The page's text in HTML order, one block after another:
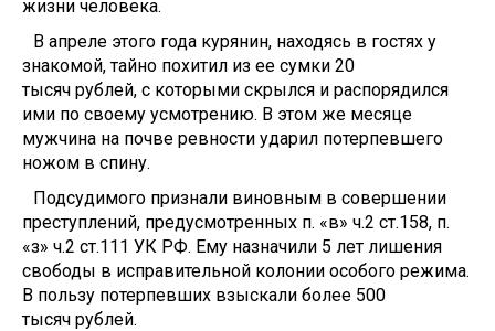
жизни человека.
В апреле этого года курянин, находясь в гостях у
знакомой, тайно похитил из ее сумки 20
тысяч рублей, с которыми скрылся и распорядился
ими по своему усмотрению. В этом же месяце
мужчина на почве ревности ударил потерпевшего
ножом в спину.
Подсудимого признали виновным в совершении
преступлений, предусмотренных п. «в» ч.2 ст.158, п.
«з» ч.2 ст.111 УК РФ. Ему назначили 5 лет лишения
свободы в исправительной колонии особого режима.
В пользу потерпевших взыскали более 500
тысяч рублей.